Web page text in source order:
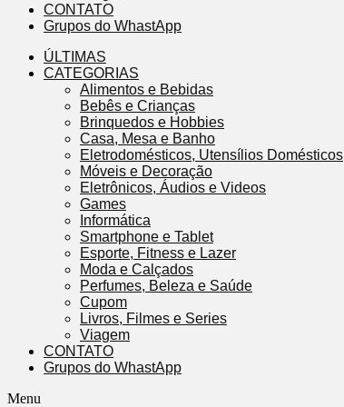
CONTATO
Grupos do WhastApp
ÚLTIMAS
CATEGORIAS
Alimentos e Bebidas
Bebês e Crianças
Brinquedos e Hobbies
Casa, Mesa e Banho
Eletrodomésticos, Utensílios Domésticos
Móveis e Decoração
Eletrônicos, Áudios e Videos
Games
Informática
Smartphone e Tablet
Esporte, Fitness e Lazer
Moda e Calçados
Perfumes, Beleza e Saúde
Cupom
Livros, Filmes e Series
Viagem
CONTATO
Grupos do WhastApp
Menu